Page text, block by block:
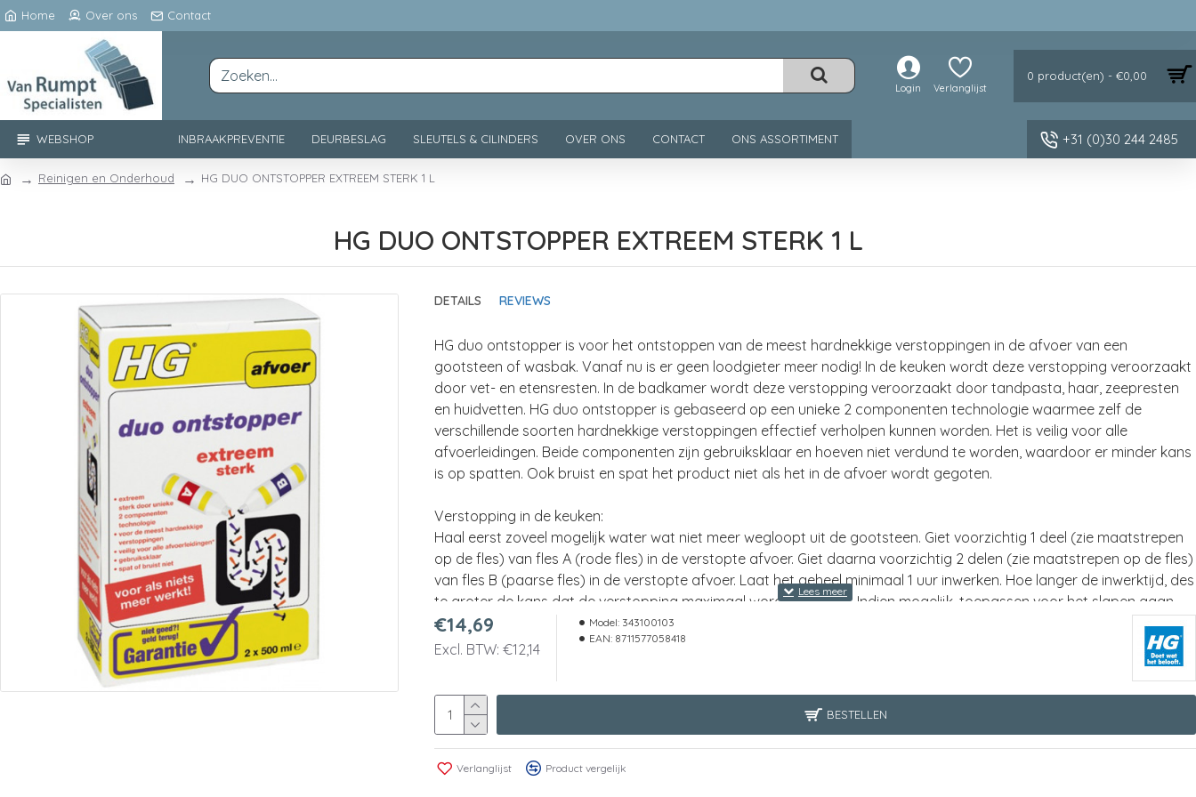
Home Over ons Contact
Login Verlanglijst
0 product(en) - €0,00
WEBSHOP INBRAAKPREVENTIE DEURBESLAG SLEUTELS & CILINDERS OVER ONS CONTACT ONS ASSORTIMENT +31 (0)30 244 2485
Reinigen en Onderhoud HG DUO ONTSTOPPER EXTREEM STERK 1 L
HG DUO ONTSTOPPER EXTREEM STERK 1 L
DETAILS REVIEWS
HG duo ontstopper is voor het ontstoppen van de meest hardnekkige verstoppingen in de afvoer van een
gootsteen of wasbak. Vanaf nu is er geen loodgieter meer nodig! In de keuken wordt deze verstopping veroorzaakt
door vet- en etensresten. In de badkamer wordt deze verstopping veroorzaakt door tandpasta, haar, zeepresten
en huidvetten. HG duo ontstopper is gebaseerd op een unieke 2 componenten technologie waarmee zelf de
verschillende soorten hardnekkige verstoppingen effectief verholpen kunnen worden. Het is veilig voor alle
afvoerleidingen. Beide componenten zijn gebruiksklaar en hoeven niet verdund te worden, waardoor er minder kans
is op spatten. Ook bruist en spat het product niet als het in de afvoer wordt gegoten.
Verstopping in de keuken:
Haal eerst zoveel mogelijk water wat niet meer wegloopt uit de gootsteen. Giet voorzichtig 1 deel (zie maatstrepen
op de fles) van fles A (rode fles) in de verstopte afvoer. Giet daarna voorzichtig 2 delen (zie maatstrepen op de fles)
van fles B (paarse fles) in de verstopte afvoer. Laat het geheel minimaal 1 uur inwerken. Hoe langer de inwerktijd, des
te groter de kans dat de verstopping maximaal wordt opgelost. Indien mogelijk, toepassen voor het slapen gaan,
zodat het de hele nacht kan inwerken. Spoel na met een ruime hoeveelheid water en giet vervolgens voorzichtig het
restant aan vloeistof van fles A en daarna het restant van fles B in de afvoer om een optimale nawerking te
Verstopping in de badkamer:
Haal eerst zoveel mogelijk water wat niet meer wegloopt uit de wasbak, douchebak of het bad. Giet voorzichtig 2
delen (zie maatstrepen op de fles) van fles A (rode fles) in de verstopte afvoer. Giet daarna voorzichtig 1 deel (zie
maatstrepen op de fles) van fles B (paarse fles) in de verstopte afvoer. Laat het geheel minimaal 1 uur inwerken. Hoe
langer de inwerktijd, des te groter de kans dat de verstopping maximaal wordt opgelost. Indien mogelijk, toepassen
€14,69
Excl. BTW: €12,14
Model: 343100103
EAN: 8711577058418
BESTELLEN
Verlanglijst Product vergelijk